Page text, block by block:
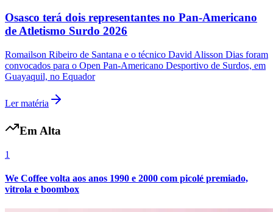
Osasco terá dois representantes no Pan-Americano
de Atletismo Surdo 2026
Romailson Ribeiro de Santana e o técnico David Alisson Dias foram
convocados para o Open Pan-Americano Desportivo de Surdos, em
Guayaquil, no Equador
Ler matéria
Em Alta
1
We Coffee volta aos anos 1990 e 2000 com picolé premiado,
vitrola e boombox